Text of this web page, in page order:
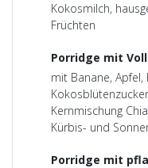
Kokosmilch,
Früchten
Porridge mit
mit Banane,
Kernmischung
Kürbis- und
Porridge mit